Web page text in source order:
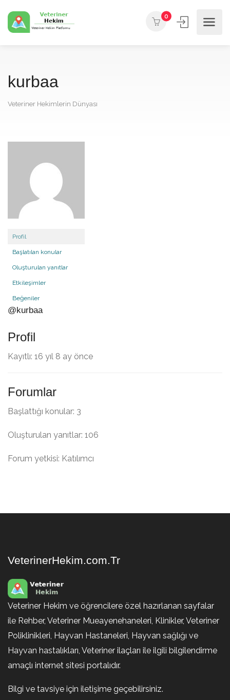
0
kurbaa
Veteriner Hekimlerin Dünyası
Profil
Başlatılan konular
Oluşturulan yanıtlar
Etkileşimler
Beğeniler
@kurbaa
Profil
Kayıtlı: 16 yıl 8 ay önce
Forumlar
Başlattığı konular: 3
Oluşturulan yanıtlar: 106
Forum yetkisi: Katılımcı
VeterinerHekim.com.Tr
Veteriner Hekim ve öğrencilere özel hazırlanan sayfalar
ile Rehber, Veteriner Mueayenehaneleri, Klinikler, Veteriner
Poliklinikleri, Hayvan Hastaneleri, Hayvan sağlığı ve
Hayvan hastalıkları, Veteriner ilaçları ile ilgili bilgilendirme
amaçlı internet sitesi portalıdır.
Bilgi ve tavsiye için iletişime geçebilirsiniz.